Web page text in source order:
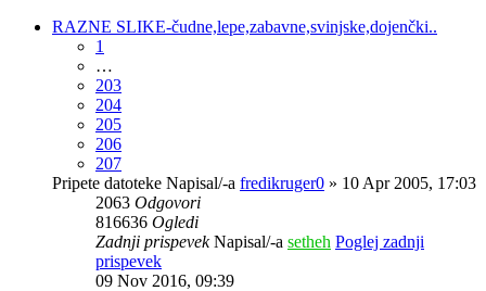
RAZNE SLIKE-čudne,lepe,zabavne,svinjske,dojenčki..
1
…
203
204
205
206
207
Pripete datoteke Napisal/-a fredikruger0 » 10 Apr 2005, 17:03
2063 Odgovori
816636 Ogledi
Zadnji prispevekNapisal/-a setheh Poglej zadnji
prispevek
09 Nov 2016, 09:39